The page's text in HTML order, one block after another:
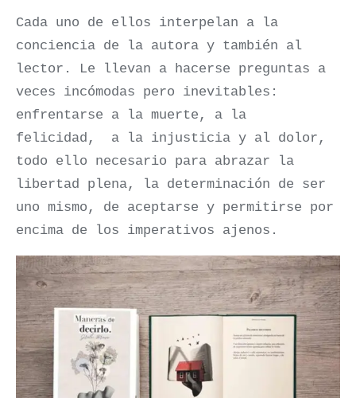
Cada uno de ellos interpelan a la
conciencia de la autora y también al
lector. Le llevan a hacerse preguntas a
veces incómodas pero inevitables:
enfrentarse a la muerte, a la
felicidad, a la injusticia y al dolor,
todo ello necesario para abrazar la
libertad plena, la determinación de ser
uno mismo, de aceptarse y permitirse por
encima de los imperativos ajenos.